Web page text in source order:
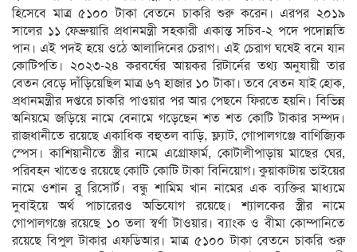
হিসেবে মাত্র ৫১০০ টাকা বেতনে চাকরি শুরু করেন। এরপর ২০১৯
সালের ১১ ফেব্রুয়ারি প্রধানমন্ত্রী সহকারী একান্ত সচিব-২ পদে পদোন্নতি
পান। এই পদই হয়ে ওঠে আলাদিনের চেরাগ। এই চেরাগ ঘষেই বনে যান
কোটিপতি। ২০২৩-২৪ করবর্ষের আয়কর রিটার্নের তথ্য অনুযায়ী তার
বেতন বেড়ে দাঁড়িয়েছিল মাত্র ৬৭ হাজার ১০ টাকা। তবে বেতন যাই হোক,
প্রধানমন্ত্রীর দপ্তরে চাকরি পাওয়ার পর আর পেছনে ফিরতে হয়নি। বিভিন্ন
অনিয়মে জড়িয়ে নামে বেনামে গড়েছেন শত শত কোটি টাকার সম্পদ।
রাজধানীতে রয়েছে একাধিক বহুতল বাড়ি, ফ্ল্যাট, গোপালগঞ্জে বাণিজ্যিক
স্পেস। কাশিয়ানীতে স্ত্রীর নামে এগ্রোফার্ম, কোটালীপাড়ায় মাছের ঘের,
পরিবহন খাতেও রয়েছে কোটি কোটি টাকা বিনিয়োগ। কুয়াকাটায় ভাইয়ের
নামে ওশান ব্লু রিসোর্ট। বন্ধু শামিম খান নামের এক ব্যক্তির মাধ্যমে
দুবাইয়ে অর্থ পাচারেরও অভিযোগ রয়েছে। শ্যালকের স্ত্রীর নামে
গোপালগঞ্জে রয়েছে ১০ তলা স্বর্ণা টাওয়ার। ব্যাংক ও বীমা কোম্পানিতে
রয়েছে বিপুল টাকার এফডিআর। মাত্র ৫১০০ টাকা বেতনে চাকরি শুরু